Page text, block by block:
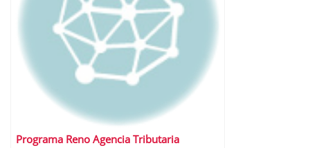
Programa Reno Agencia Tributaria